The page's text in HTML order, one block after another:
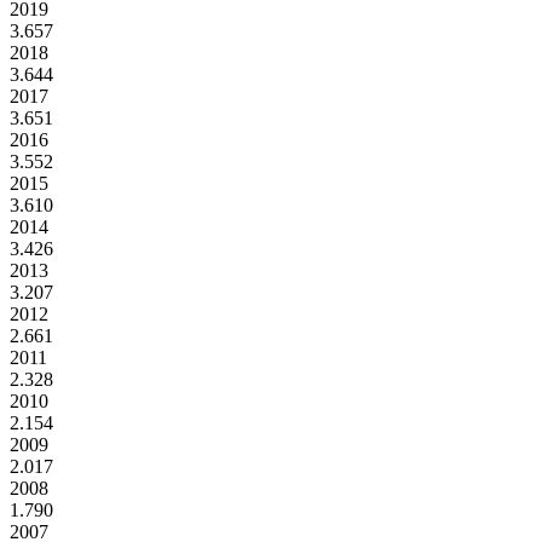
2019
3.657
2018
3.644
2017
3.651
2016
3.552
2015
3.610
2014
3.426
2013
3.207
2012
2.661
2011
2.328
2010
2.154
2009
2.017
2008
1.790
2007